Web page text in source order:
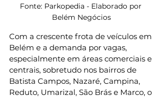
Fonte: Parkopedia - Elaborado por
Belém Negócios
Com a crescente frota de veículos em
Belém e a demanda por vagas,
especialmente em áreas comerciais e
centrais, sobretudo nos bairros de
Batista Campos, Nazaré, Campina,
Reduto, Umarizal, São Brás e Marco, o